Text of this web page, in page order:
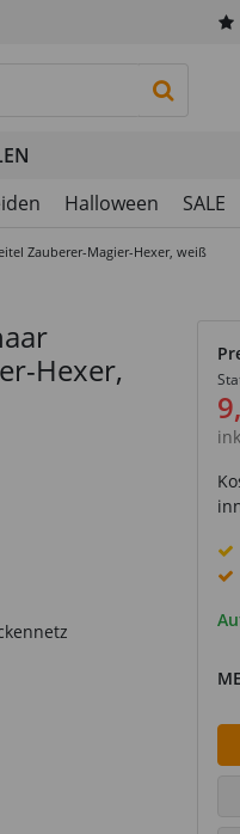
Halloween SALE
Zauberer-Magier-Hexer, weiß
Hexer,